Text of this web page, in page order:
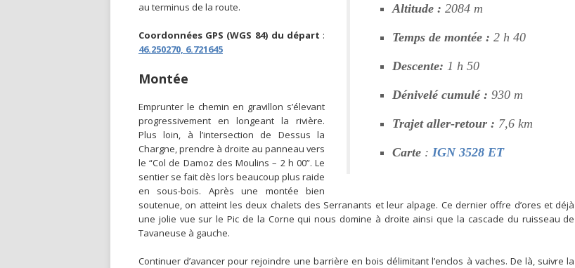
Altitude : 2084 m
Temps de montée :2 h 40
Descente: 1 h 50
Dénivelé cumulé :930 m
Trajet aller-retour : 7,6 km
Carte :IGN 3528 ET
au terminus de la route.
Coordonnées GPS (WGS 84) du départ :
46.250270, 6.721645
Montée
Emprunter le chemin en gravillon s’élevant
progressivement en longeant la rivière.
Plus loin, à l’intersection de Dessus la
Chargne, prendre à droite au panneau vers
le “Col de Damoz des Moulins – 2 h 00”. Le
sentier se fait dès lors beaucoup plus raide
en sous-bois. Après une montée bien
soutenue, on atteint les deux chalets des Serranants et leur alpage. Ce dernier offre d’ores et déjà
une jolie vue sur le Pic de la Corne qui nous domine à droite ainsi que la cascade du ruisseau de
Tavaneuse à gauche.
Continuer d’avancer pour rejoindre une barrière en bois délimitant l’enclos à vaches. De là, suivre la